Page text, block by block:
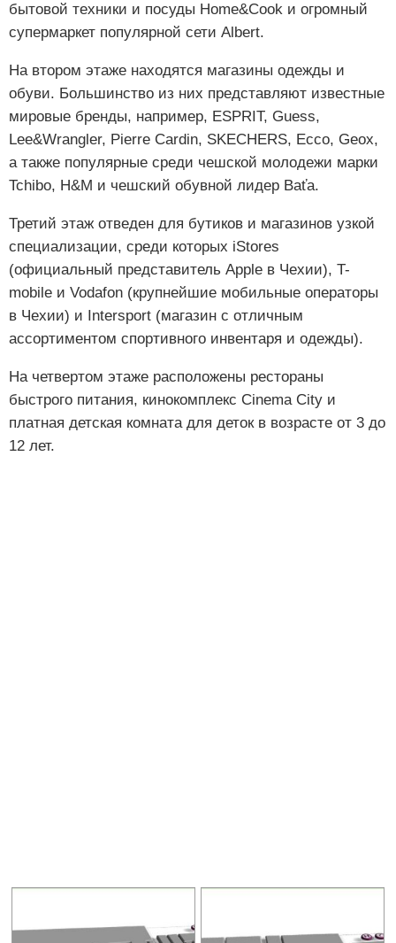
бытовой техники и посуды Home&Cook и огромный
супермаркет популярной сети Albert.
На втором этаже находятся магазины одежды и
обуви. Большинство из них представляют известные
мировые бренды, например, ESPRIT, Guess,
Lee&Wrаngler, Pierre Cardin, SKECHERS, Ecco, Geox,
а также популярные среди чешской молодежи марки
Tchibo, H&M и чешский обувной лидер Baťa.
Третий этаж отведен для бутиков и магазинов узкой
специализации, среди которых iStores
(официальный представитель Apple в Чехии), T-
mobile и Vodafon (крупнейшие мобильные операторы
в Чехии) и Intersport (магазин с отличным
ассортиментом спортивного инвентаря и одежды).
На четвертом этаже расположены рестораны
быстрого питания, кинокомплекс Cinemа City и
платная детская комната для деток в возрасте от 3 до
12 лет.